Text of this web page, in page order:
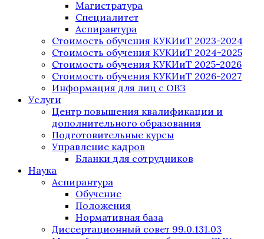
Магистратура
Специалитет
Аспирантура
Стоимость обучения КУКИиТ 2023-2024
Стоимость обучения КУКИиТ 2024-2025
Стоимость обучения КУКИиТ 2025-2026
Стоимость обучения КУКИиТ 2026-2027
Информация для лиц с ОВЗ
Услуги
Центр повышения квалификации и
дополнительного образования
Подготовительные курсы
Управление кадров
Бланки для сотрудников
Наука
Аспирантура
Обучение
Положения
Нормативная база
Диссертационный совет 99.0.131.03